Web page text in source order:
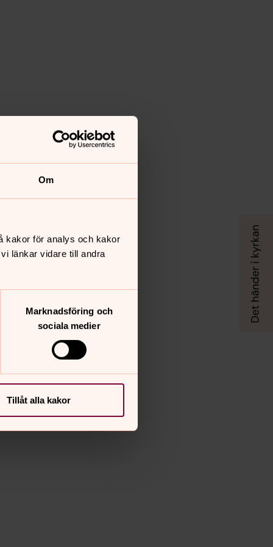
Om
kakor för analys och kakor
länkar vidare till andra
Marknadsföring och
sociala medier
Tillåt alla kakor